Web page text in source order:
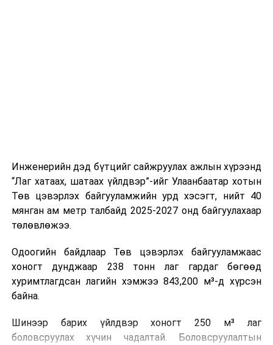
Инженерийн дэд бүтцийг сайжруулах ажлын хүрээнд
“Лаг хатаах, шатаах үйлдвэр”-ийг Улаанбаатар хотын
Төв цэвэрлэх байгууламжийн урд хэсэгт, нийт 40
мянган ам метр талбайд 2025-2027 онд байгуулахаар
төлөвлөжээ.
Одоогийн байдлаар Төв цэвэрлэх байгууламжаас
хоногт дунджаар 238 тонн лаг гардаг бөгөөд
хуримтлагдсан лагийн хэмжээ 843,200 м³-д хүрсэн
байна.
Шинээр барих үйлдвэр хоногт 250 м³ лаг
боловсруулах хүчин чадалтай. Боловсруулалтын